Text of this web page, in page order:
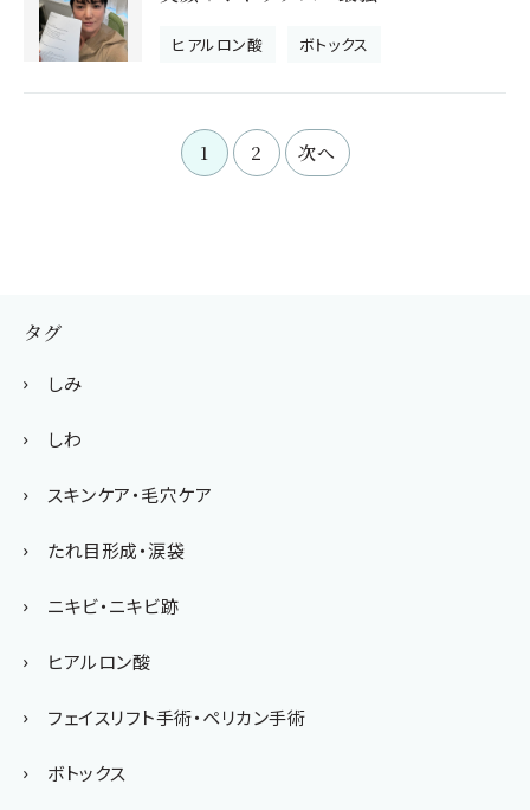
ヒアルロン酸 ボトックス
1 2 次へ
タグ
しみ
しわ
スキンケア・毛穴ケア
たれ目形成・涙袋
ニキビ・ニキビ跡
ヒアルロン酸
フェイスリフト手術・ペリカン手術
ボトックス